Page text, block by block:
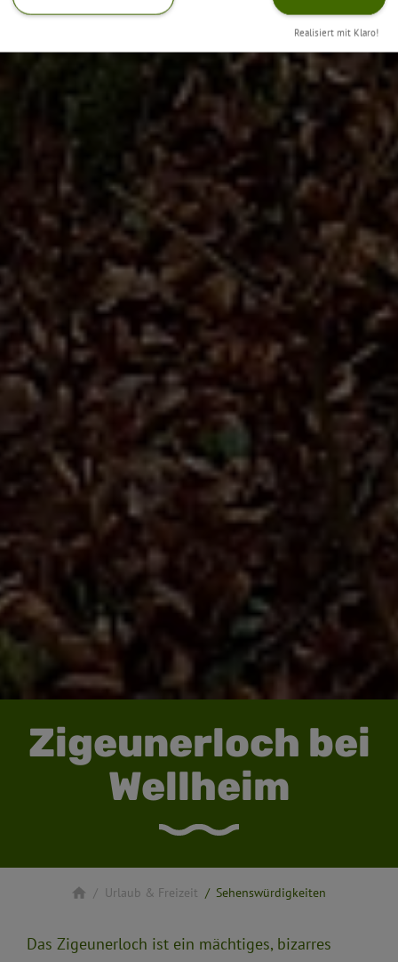
Zigeunerloch bei
Wellheim
Sehenswürdigkeiten
Urlaub & Freizeit
Das Zigeunerloch ist ein mächtiges, bizarres
Realisiert mit Klaro!